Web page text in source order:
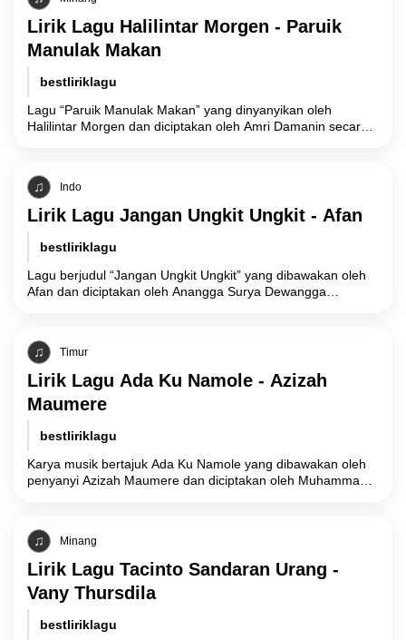
Lirik Lagu Halilintar Morgen - Paruik
Manulak Makan
bestliriklagu
Lagu “Paruik Manulak Makan” yang dinyanyikan oleh
Halilintar Morgen dan diciptakan oleh Amri Damanin secara
Indo
Lirik Lagu Jangan Ungkit Ungkit - Afan
bestliriklagu
Lagu berjudul “Jangan Ungkit Ungkit” yang dibawakan oleh
Afan dan diciptakan oleh Anangga Surya Dewangga
Timur
Lirik Lagu Ada Ku Namole - Azizah
Maumere
bestliriklagu
Karya musik bertajuk Ada Ku Namole yang dibawakan oleh
penyanyi Azizah Maumere dan diciptakan oleh Muhammad
Minang
Lirik Lagu Tacinto Sandaran Urang -
Vany Thursdila
bestliriklagu